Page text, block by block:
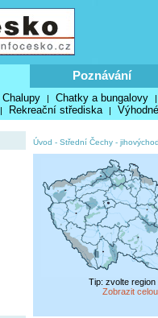
Poznávání
Chalupy | Chatky a bungalovy |
| Rekreační střediska |
Úvod - Střední Čechy - jihovýchod
Tip: zvolte region
Zobrazit